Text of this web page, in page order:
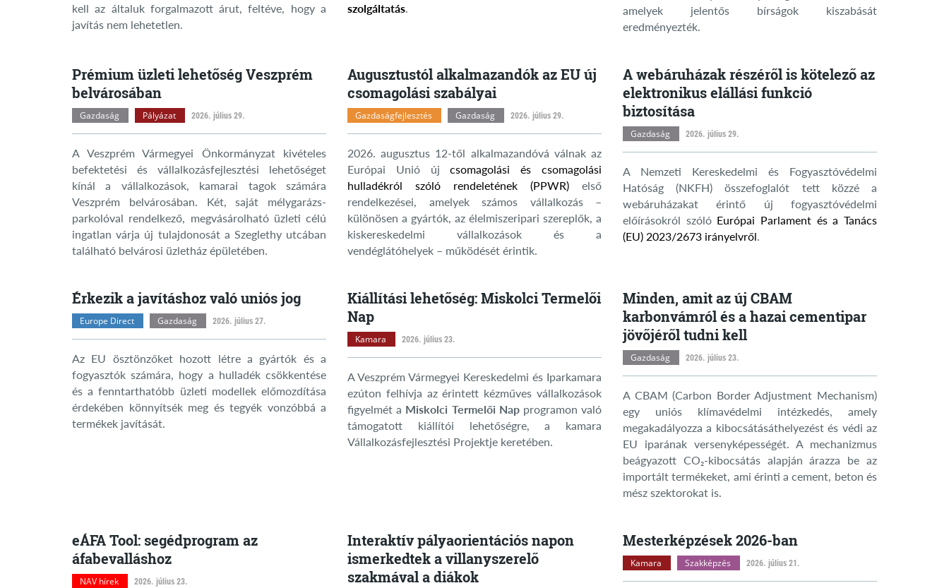
kell az általuk forgalmazott árut, feltéve, hogy a
javítás nem lehetetlen.
szolgáltatás
amelyek jelentős bírságok kiszabását
eredményezték.
Prémium üzleti lehetőség Veszprém
belvárosában
Gazdaság Pályázat 2026. július 29.
A Veszprém Vármegyei Önkormányzat kivételes
befektetési és vállalkozásfejlesztési lehetőséget
kínál a vállalkozások, kamarai tagok számára
Veszprém belvárosában. Két, saját mélygarázs-
parkolóval rendelkező, megvásárolható üzleti célú
ingatlan várja új tulajdonosát a Szeglethy utcában
található belvárosi üzletház épületében.
Augusztustól alkalmazandók az EU új
csomagolási szabályai
Gazdaságfejlesztés Gazdaság 2026. július 29.
2026. augusztus 12-től alkalmazandóvá válnak az
Európai Unió újcsomagolási és csomagolási
hulladékról szóló rendeletének (PPWR) első
rendelkezései, amelyek számos vállalkozás –
különösen a gyártók, az élelmiszeripari szereplők, a
kiskereskedelmi vállalkozások és a
vendéglátóhelyek – működését érintik.
A webáruházak részéről is kötelező az
elektronikus elállási funkció
biztosítása
Gazdaság 2026. július 29.
A Nemzeti Kereskedelmi és Fogyasztóvédelmi
Hatóság (NKFH) összefoglalót tett közzé a
webáruházakat érintő új fogyasztóvédelmi
előírásokról szóló Európai Parlament és a Tanács
(EU) 2023/2673 irányelvről
Érkezik a javításhoz való uniós jog
Europe Direct Gazdaság 2026. július 27.
Az EU ösztönzőket hozott létre a gyártók és a
fogyasztók számára, hogy a hulladék csökkentése
és a fenntarthatóbb üzleti modellek előmozdítása
érdekében könnyítsék meg és tegyék vonzóbbá a
termékek javítását.
Kiállítási lehetőség: Miskolci Termelői
Nap
Kamara 2026. július 23.
A Veszprém Vármegyei Kereskedelmi és Iparkamara
ezúton felhívja az érintett kézműves vállalkozások
figyelmét a Miskolci Termelői Napprogramon való
támogatott kiállítói lehetőségre, a kamara
Vállalkozásfejlesztési Projektje keretében.
Minden, amit az új CBAM
karbonvámról és a hazai cementipar
jövőjéről tudni kell
Gazdaság 2026. július 23.
A CBAM (Carbon Border Adjustment Mechanism)
egy uniós klímavédelmi intézkedés, amely
megakadályozza a kibocsátásáthelyezést és védi az
EU iparának versenyképességét. A mechanizmus
beágyazott CO₂-kibocsátás alapján árazza be az
importált termékeket, ami érinti a cement, beton és
mész szektorokat is.
eÁFA Tool: segédprogram az
áfabevalláshoz
NAV hírek 2026. július 23.
Interaktív pályaorientációs napon
ismerkedtek a villanyszerelő
szakmával a diákok
Mesterképzések 2026-ban
Kamara Szakképzés 2026. július 21.